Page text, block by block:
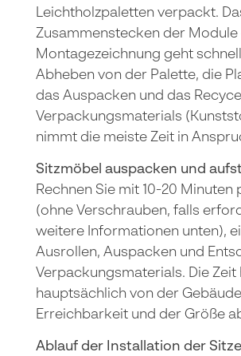
Leichtholzpaletten verpackt.
Zusammenstecken der Module
Montagezeichnung geht
Abheben von der Palette, die
das Auspacken und das
Verpackungsmaterials
nimmt die meiste Zeit in
Sitzmöbel auspacken und
Rechnen Sie mit 10-20 Minuten
(ohne Verschrauben, falls
weitere Informationen unten),
Ausrollen, Auspacken und
Verpackungsmaterials. Die Zeit
hauptsächlich von der
Erreichbarkeit und der Größe
Ablauf der Installation der Sitze